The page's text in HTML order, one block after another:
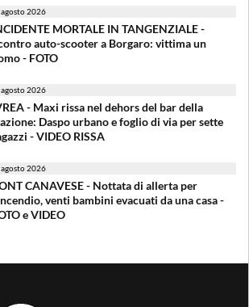
2026
MORTALE IN TANGENZIALE -
auto-scooter a Borgaro: vittima un
- FOTO
2026
- Maxi rissa nel dehors del bar della
Daspo urbano e foglio di via per sette
- VIDEO RISSA
2026
CANAVESE - Nottata di allerta per
venti bambini evacuati da una casa -
e VIDEO